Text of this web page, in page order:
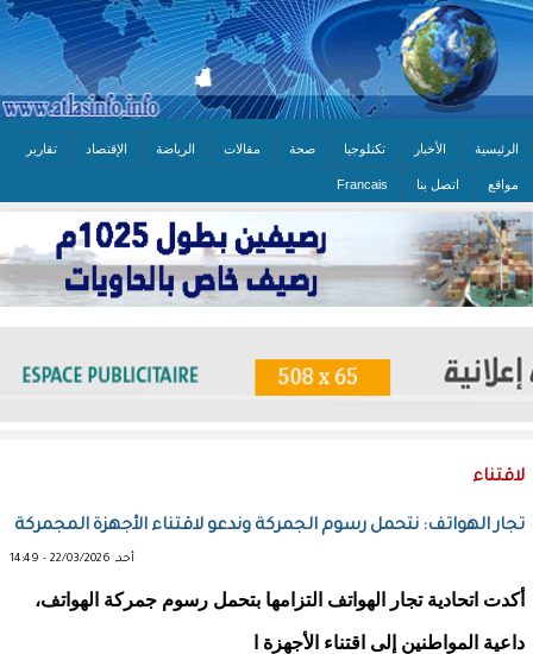
الرئيسية الأخبار تكنلوجيا صحة مقالات الرياضة الإقتصاد تقارير
مواقع اتصل بنا Francais
لاقتناء
تجار الهواتف: نتحمل رسوم الجمركة وندعو لاقتناء الأجهزة المجمركة
أحد, 22/03/2026 - 14:49
أكدت اتحادية تجار الهواتف التزامها بتحمل رسوم جمركة الهواتف،
داعية المواطنين إلى اقتناء الأجهزة ا